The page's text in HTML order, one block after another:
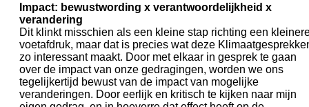
Impact: bewustwording x verantwoordelijkheid x
verandering
Dit klinkt misschien als een kleine stap richting een
voetafdruk, maar dat is precies wat deze
zo interessant maakt. Door met elkaar in gesprek te gaan
over de impact van onze gedragingen, worden we ons
tegelijkertijd bewust van de impact van mogelijke
veranderingen. Door eerlijk en kritisch te kijken naar mijn